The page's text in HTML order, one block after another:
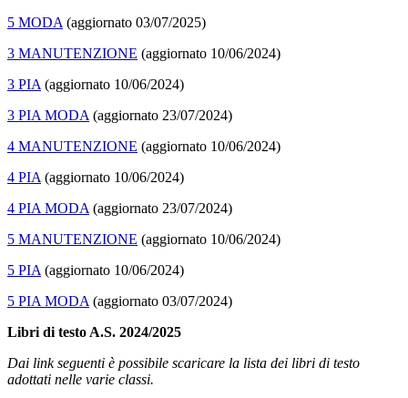
5 MODA (aggiornato 03/07/2025)
3 MANUTENZIONE (aggiornato 10/06/2024)
3 PIA (aggiornato 10/06/2024)
3 PIA MODA (aggiornato 23/07/2024)
4 MANUTENZIONE (aggiornato 10/06/2024)
4 PIA (aggiornato 10/06/2024)
4 PIA MODA (aggiornato 23/07/2024)
5 MANUTENZIONE (aggiornato 10/06/2024)
5 PIA (aggiornato 10/06/2024)
5 PIA MODA (aggiornato 03/07/2024)
Libri di testo A.S. 2024/2025
Dai link seguenti è possibile scaricare la lista dei libri di testo
adottati nelle varie classi.